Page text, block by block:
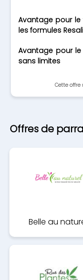
Avantage pour le
les formules
Avantage pour le
sans limites
Cette offre
Offres de
Belle au